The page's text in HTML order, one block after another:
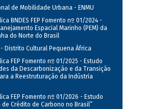
de Mobilidade Urbana - ENMU
BNDES FEP Fomento nº 01/2024 -
Espacial Marinho (PEM) da
do Norte do Brasil
- Distrito Cultural Pequena África
FEP Fomento nº 01/2025 - Estudo
da Descarbonização e da Transição
a Reestruturação da Indústria
FEP Fomento nº 01/2026 - Estudo
de Crédito de Carbono no Brasil”